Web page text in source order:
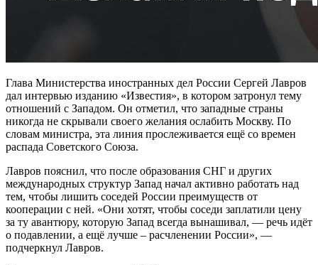
Глава Министерства иностранных дел России Сергей Лавров
дал интервью изданию «Известия», в котором затронул тему
отношений с Западом. Он отметил, что западные страны
никогда не скрывали своего желания ослабить Москву. По
словам министра, эта линия прослеживается ещё со времен
распада Советского Союза.
Лавров пояснил, что после образования СНГ и других
международных структур Запад начал активно работать над
тем, чтобы лишить соседей России преимуществ от
кооперации с ней. «Они хотят, чтобы соседи заплатили цену
за ту авантюру, которую Запад всегда вынашивал, — речь идёт
о подавлении, а ещё лучше – расчленении России», —
подчеркнул Лавров.